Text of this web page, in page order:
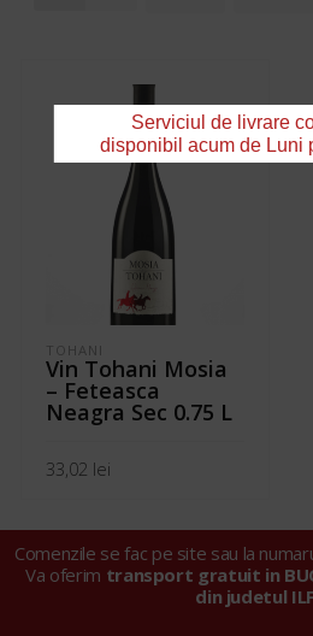
TOHANI
Vin Tohani Mosia
– Feteasca
Neagra Sec 0.75 L
33,02 lei
Comenzile se fac pe site sau la
Va oferim transport gratuit in
din judetul
Serviciul de livrare
disponibil acum de Luni